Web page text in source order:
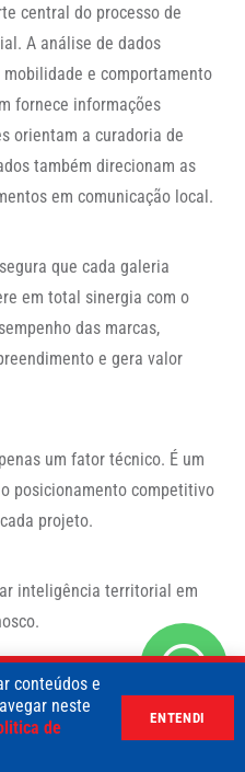
central do processo de
A análise de dados
e comportamento
fornece informações
orientam a curadoria de
também direcionam as
em comunicação local.
que cada galeria
em total sinergia com o
das marcas,
e gera valor
um fator técnico. É um
posicionamento competitivo
projeto.
inteligência territorial em
3 5
conteúdos e
neste
de
ENTENDI